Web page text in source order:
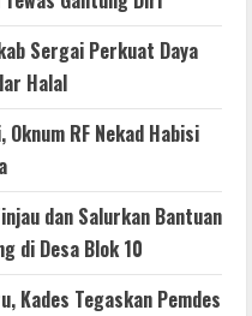
Sergai Perkuat Daya
Halal
RF Nekad Habisi
dan Salurkan Bantuan
di Desa Blok 10
Kades Tegaskan Pemdes